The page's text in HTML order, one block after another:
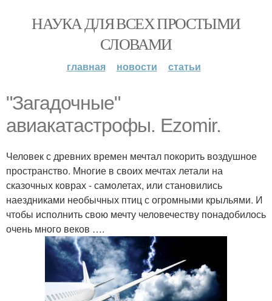
НАУКА ДЛЯ ВСЕХ ПРОСТЫМИ
СЛОВАМИ
главная новости статьи
"Загадочные"
авиакатастрофы. Ezomir.
Человек с древних времен мечтал покорить воздушное
пространство. Многие в своих мечтах летали на
сказочных коврах - самолетах, или становились
наездниками необычных птиц с огромными крыльями. И
чтобы исполнить свою мечту человечеству понадобилось
очень много веков ….